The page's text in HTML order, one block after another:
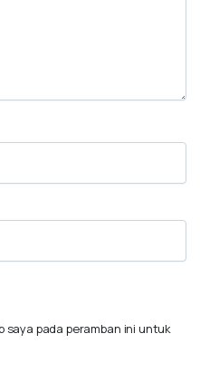
saya pada peramban ini untuk